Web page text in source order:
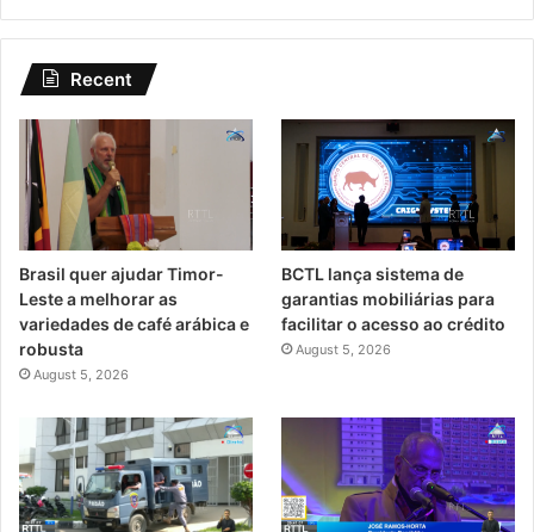
Recent
Brasil quer ajudar Timor-
Leste a melhorar as
variedades de café arábica e
robusta
August 5, 2026
BCTL lança sistema de
garantias mobiliárias para
facilitar o acesso ao crédito
August 5, 2026